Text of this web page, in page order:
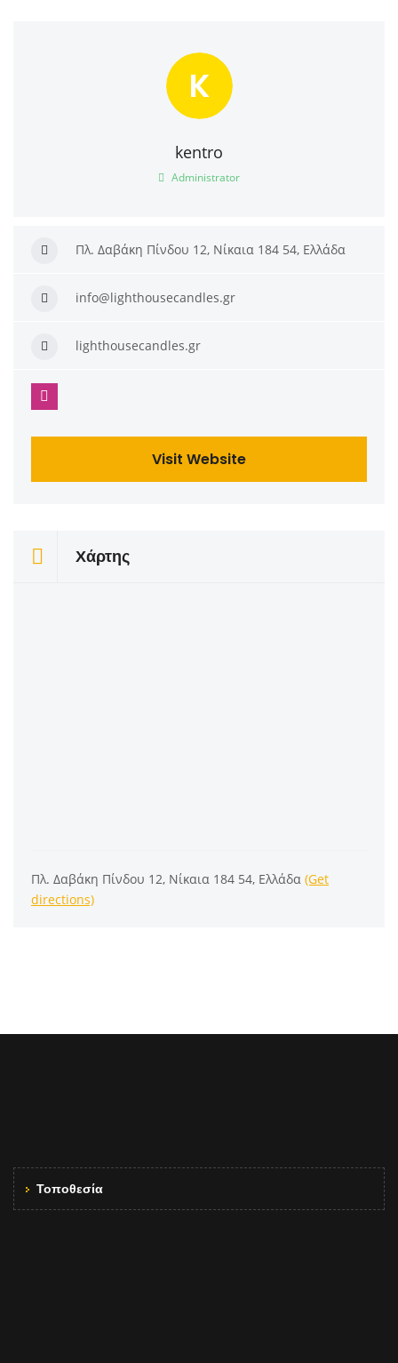
K
kentro
Administrator
Πλ. Δαβάκη Πίνδου 12, Νίκαια 184 54, Ελλάδα
info@lighthousecandles.gr
lighthousecandles.gr
Visit Website
Χάρτης
Πλ. Δαβάκη Πίνδου 12, Νίκαια 184 54, Ελλάδα (Get
directions)
Τοποθεσία